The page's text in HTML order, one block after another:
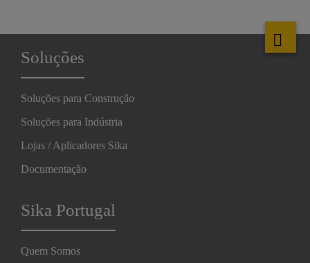
Soluções
Soluções para Construção
Soluções para Indústria
Lojas / Aplicadores Sika
Documentação
Sika Portugal
Quem Somos